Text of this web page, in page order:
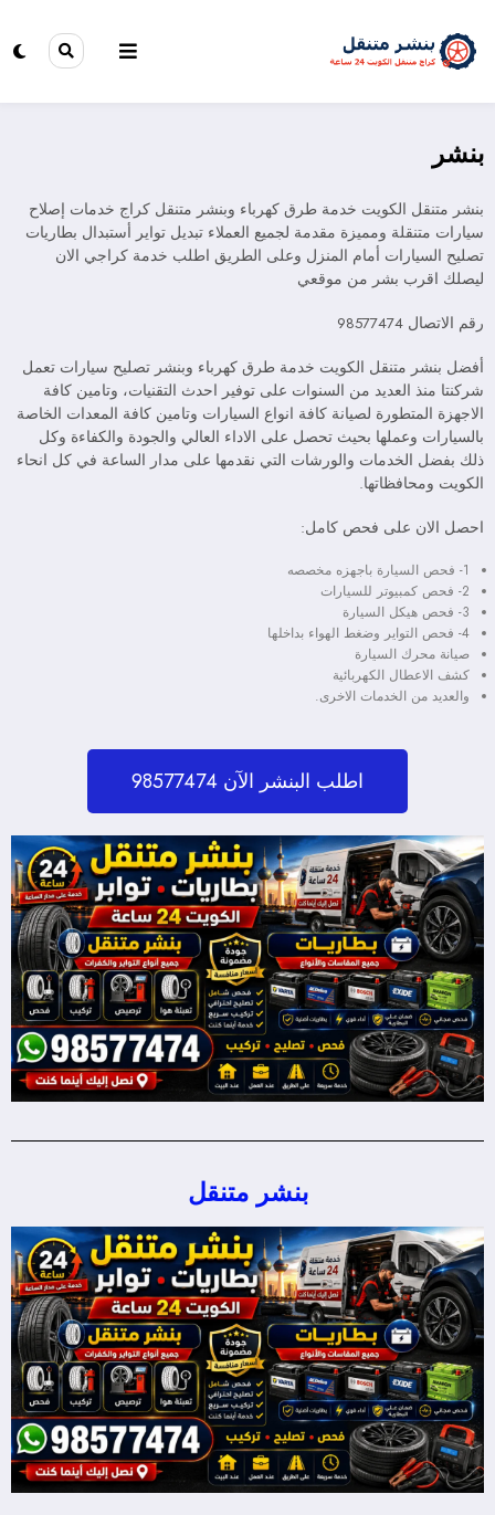
بنشر
بنشر متنقل الكويت خدمة طرق كهرباء وبنشر متنقل كراج خدمات إصلاح
سيارات متنقلة ومميزة مقدمة لجميع العملاء تبديل تواير أستبدال بطاريات
تصليح السيارات أمام المنزل وعلى الطريق اطلب خدمة كراجي الان
ليصلك اقرب بشر من موقعي
رقم الاتصال 98577474
أفضل بنشر متنقل الكويت خدمة طرق كهرباء وبنشر تصليح سيارات تعمل
شركنتا منذ العديد من السنوات على توفير احدث التقنيات، وتامين كافة
الاجهزة المتطورة لصيانة كافة انواع السيارات وتامين كافة المعدات الخاصة
بالسيارات وعملها بحيث تحصل على الاداء العالي والجودة والكفاءة وكل
ذلك بفضل الخدمات والورشات التي نقدمها على مدار الساعة في كل انحاء
الكويت ومحافظاتها.
احصل الان على فحص كامل:
1- فحص السيارة باجهزه مخصصه
2- فحص كمبيوتر للسيارات
3- فحص هيكل السيارة
4- فحص التواير وضغط الهواء بداخلها
صيانة محرك السيارة
كشف الاعطال الكهربائية
والعديد من الخدمات الاخرى.
اطلب البنشر الآن 98577474
بنشر متنقل